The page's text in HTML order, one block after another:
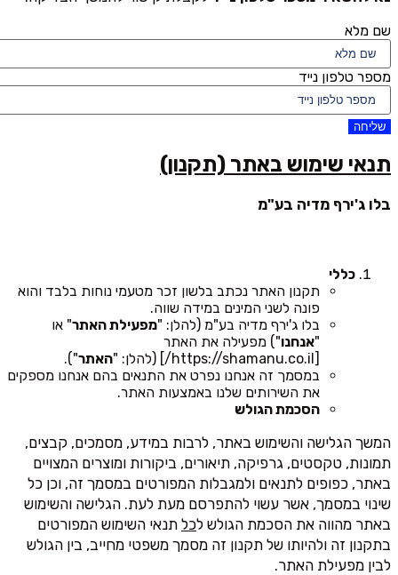
שם מלא
מספר טלפון נייד
שליחה
תנאי שימוש באתר (תקנון)
בלו ג'ירף מדיה בע"מ
כללי
תקנון האתר נכתב בלשון זכר מטעמי נוחות בלבד והוא
פונה לשני המינים במידה שווה.
בלו ג'ירף מדיה בע"מ (להלן: "מפעילת האתר" או
"אנחנו") מפעילה את האתר
[https://shamanu.co.il/] (להלן: "
האתר").
במסמך זה אנחנו נפרט את התנאים בהם אנחנו מספקים
את השירותים שלנו באמצעות האתר.
הסכמת הגולש
המשך הגלישה והשימוש באתר, לרבות במידע, מסמכים, קבצים,
תמונות, טקסטים, גרפיקה, תיאורים, ביקורות ומוצרים המצויים
באתר, כפופים לתנאים ולמגבלות המפורטים במסמך זה, וכן כל
שינוי במסמך, אשר עשוי להתפרסם מעת לעת. הגלישה והשימוש
באתר מהווה את הסכמת הגולש לכל תנאי השימוש המפורטים
בתקנון זה ולהיותו של תקנון זה מסמך משפטי מחייב, בין הגולש
לבין מפעילת האתר.